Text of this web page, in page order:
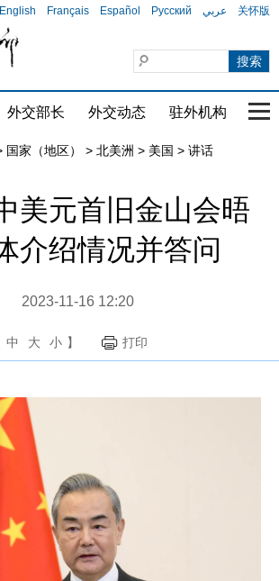
English Français Español Русский عربي 关怀版
外交部长 外交动态 驻外机构 国
国家（地区） > 北美洲 > 美国 > 讲话
美元首旧金山会晤
介绍情况并答问
2023-11-16 12:20
中 大 小 】 打印